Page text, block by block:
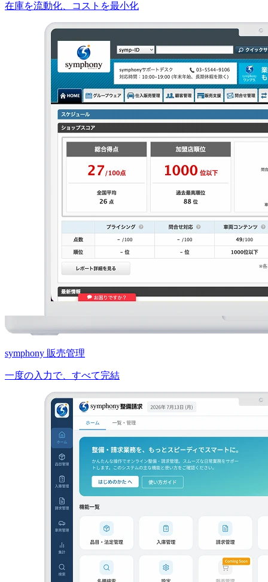
在庫を流動化、コストを最小化
symphony 販売管理
一度の入力で、すべて完結